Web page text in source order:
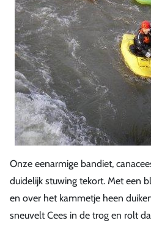
Onze eenarmige bandiet,
duidelijk stuwing tekort. Met een
en over het kammetje heen
sneuvelt Cees in de trog en rolt